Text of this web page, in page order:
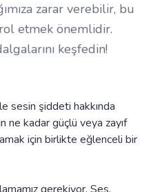
zarar verebilir, bu
etmek önemlidir.
keşfedin!
sesin şiddeti hakkında
ne kadar güçlü veya zayıf
için birlikte eğlenceli bir